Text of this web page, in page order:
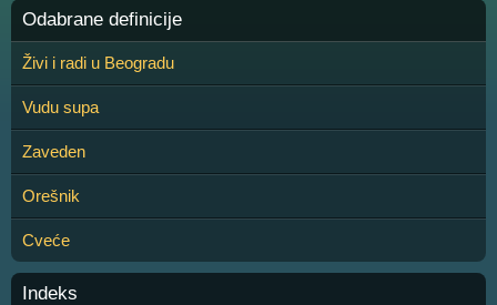
Odabrane definicije
Živi i radi u Beogradu
Vudu supa
Zaveden
Orešnik
Cveće
Indeks